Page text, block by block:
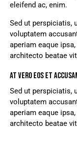
eleifend ac, enim.
Sed ut perspiciatis,
voluptatem
aperiam eaque
architecto beatae
AT VERO EOS ET
Sed ut perspiciatis,
voluptatem
aperiam eaque
architecto beatae